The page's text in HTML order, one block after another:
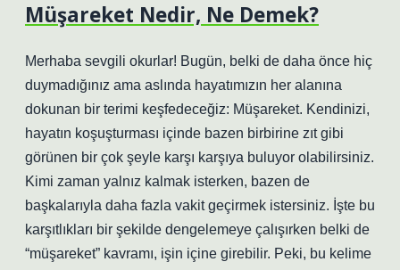
Müşareket Nedir, Ne Demek?
Merhaba sevgili okurlar! Bugün, belki de daha önce hiç
duymadığınız ama aslında hayatımızın her alanına
dokunan bir terimi keşfedeceğiz: Müşareket. Kendinizi,
hayatın koşuşturması içinde bazen birbirine zıt gibi
görünen bir çok şeyle karşı karşıya buluyor olabilirsiniz.
Kimi zaman yalnız kalmak isterken, bazen de
başkalarıyla daha fazla vakit geçirmek istersiniz. İşte bu
karşıtlıkları bir şekilde dengelemeye çalışırken belki de
“müşareket” kavramı, işin içine girebilir. Peki, bu kelime